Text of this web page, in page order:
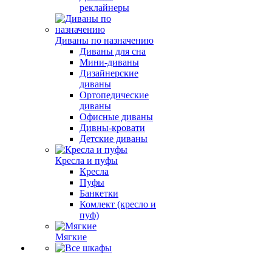
реклайнеры
Диваны по назначению
Диваны для сна
Мини-диваны
Дизайнерские
диваны
Ортопедические
диваны
Офисные диваны
Дивны-кровати
Детские диваны
Кресла и пуфы
Кресла
Пуфы
Банкетки
Комлект (кресло и
пуф)
Мягкие